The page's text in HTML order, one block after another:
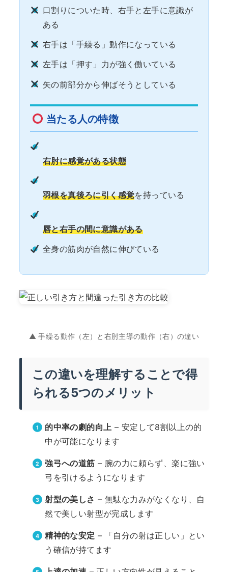
口割りについた時、右手と左手に意識が
ある
右手は「手繰る」動作になっている
左手は「押す」力が強く働いている
矢の前部分から伸ばそうとしている
当たる人の特徴
右肘に感覚がある状態
羽根を真後ろに引く感覚を持っている
唇と右手の間に意識がある
全身の筋肉が自然に伸びている
▲ 手繰る動作（左）と右肘主導の動作（右）の違い
この違いを理解することで得
られる5つのメリット
的中率の劇的向上 – 安定して8割以上の的
中が可能になります
強弓への道筋 – 腕の力に頼らず、楽に強い
弓を引けるようになります
射型の美しさ – 無駄な力みがなくなり、自
然で美しい射型が完成します
精神的な安定 – 「自分の射は正しい」とい
う確信が持てます